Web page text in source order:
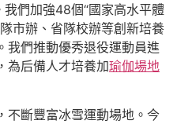
們加強48個“國家高水平體
市辦、省隊校辦等創新培養
我們推動優秀退役運動員進
為后備人才培養加瑜伽場地
不斷豐富冰雪運動場地。今